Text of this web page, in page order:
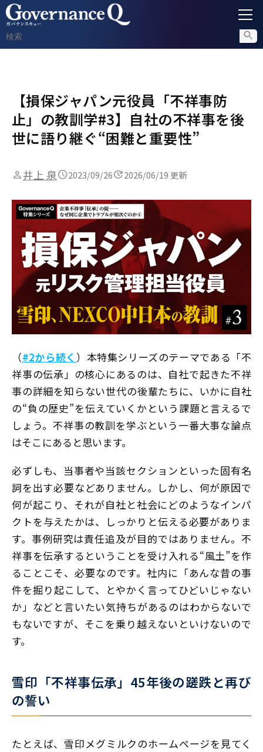
内部通報
コンプライアンス調査
不正対策
セミナー情報
【損保ジャパン元役員「不祥事防
止」の教訓学#3】自社の不祥事を後
世に語り継ぐ“困難と重要性”
井上 泉 2023/09/26 2026/06/19 更新
（#2から続く ）本特集シリーズのテーマである「不
祥事の伝承」の核心にあるのは、自社で起きた不祥
事の詳細を知らない世代の後輩たちに、いかに自社
の“負の歴史”を伝えていくかという課題と言えるで
しょう。不祥事の教訓を学ぶという一番大事な論点
はそこにあると思います。
必ずしも、当事者や当該セクションといった固有名
詞を出す必要などありません。しかし、何が原因で
何が起こり、それが自社と社会にどのようなインパ
クトを与えたかは、しっかりと伝える必要がありま
す。事例研究は責任追及が目的ではありません。不
祥事を伝承するということを受け入れる“風土”を作
ることこそ、必要なのです。社内に「あんな昔の事
件を掘り起こして、とやかく言ってひどいじゃない
か」などと言いたい気持ちがあるのはわからないで
もないですが、そこを乗り越えないといけないので
す。
雪印「不祥事伝承」45年後の蹉跌と再び
の誓い
たとえば、雪印メグミルクのホームページを見てく